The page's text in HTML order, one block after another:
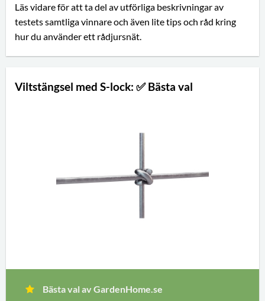
Läs vidare för att ta del av utförliga beskrivningar av
testets samtliga vinnare och även lite tips och råd kring
hur du använder ett rådjursnät.
Viltstängsel med S-lock: ✅ Bästa val
Bästa val av GardenHome.se